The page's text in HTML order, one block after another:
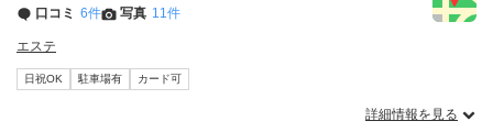
口コミ 6件 写真 11件
エステ
日祝OK 駐車場有 カード可
詳細情報を見る